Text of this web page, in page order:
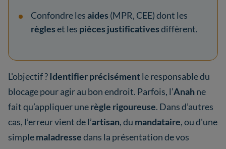
Confondre lesaides (MPR, CEE) dont les
règleset les pièces justificativesdiffèrent.
L'objectif ?Identifier précisémentle responsable du
blocage pour agir au bon endroit. Parfois, l’Anahne
fait qu’appliquer unerègle rigoureuse. Dans d’autres
cas, l’erreur vient de l’artisan, du mandataire, ou d'une
simplemaladressedans la présentation de vos